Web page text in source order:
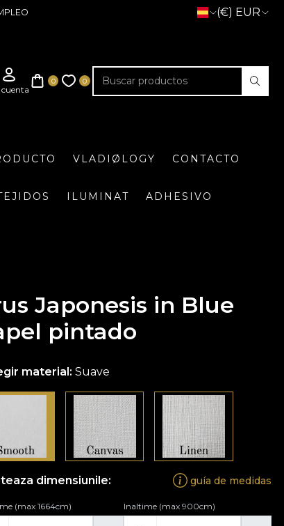
(€) EUR
VLADIØLOGY CONTACTO
ILUMINAT ADHESIVO
Japonesis in Blue
pintado
material:Suave
dimensiunile: guía de medidas
(max 1664cm) Inaltime (max 900cm)